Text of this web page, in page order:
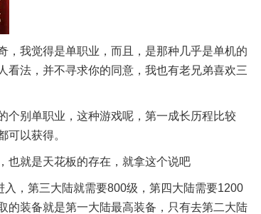
，我觉得是单职业，而且，是那种几乎是单机的
看法，并不寻求你的同意，我也有老兄弟喜欢三
个别单职业，这种游戏呢，第一成长历程比较
可以获得。
也就是天花板的存在，就拿这个说吧
，第三大陆就需要800级，第四大陆需要1200
的装备就是第一大陆最高装备，只有去第二大陆